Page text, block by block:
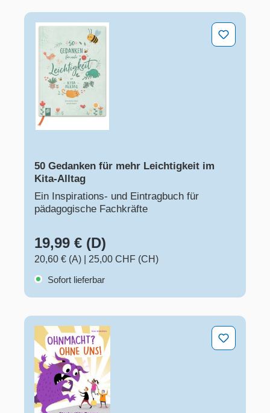
50 Gedanken für mehr Leichtigkeit im Kita-Alltag
50 Gedanken für mehr Leichtigkeit im
Kita-Alltag
Ein Inspirations- und Eintragbuch für
pädagogische Fachkräfte
19,99 € (D)
20,60 € (A)
25,00 CHF (CH)
Sofort lieferbar
Ohnmacht? Ohne uns!